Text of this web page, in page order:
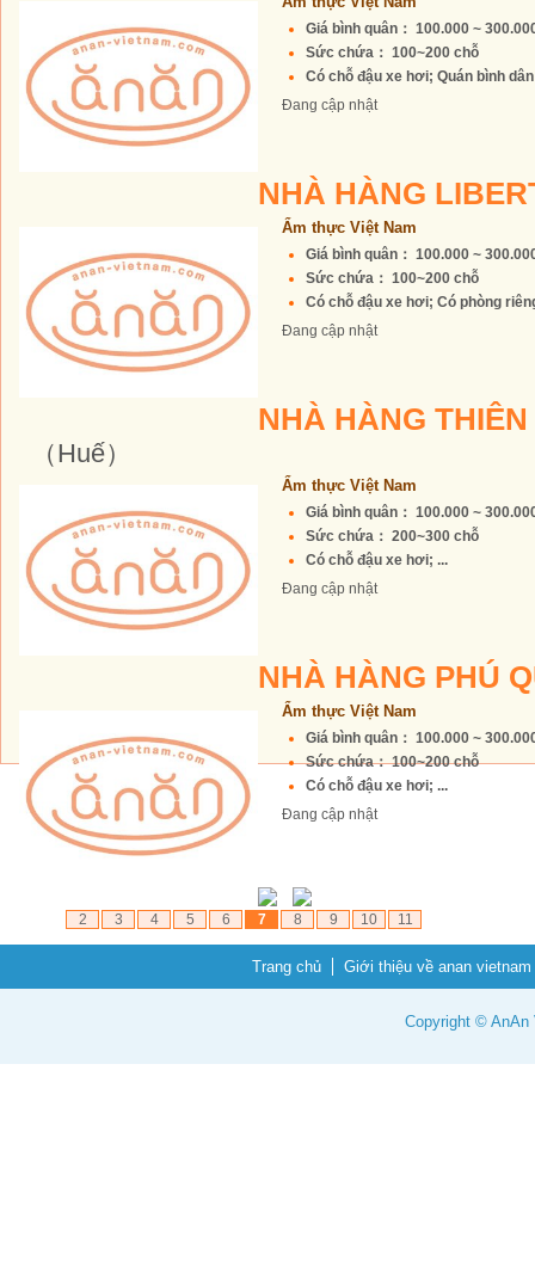
Giá bình quân： 100.000 ~
Sức chứa： 100~200 chỗ
Có chỗ đậu xe hơi; Quán bình
Đang cập nhật
NHÀ HÀNG
Ẩm thực Việt Nam
Giá bình quân： 100.000 ~
Sức chứa： 100~200 chỗ
Có chỗ đậu xe hơi; Có phòng
Đang cập nhật
NHÀ HÀNG
（Huế）
Ẩm thực Việt Nam
Giá bình quân： 100.000 ~
Sức chứa： 200~300 chỗ
Có chỗ đậu xe hơi; ...
Đang cập nhật
NHÀ HÀNG PHÚ
Ẩm thực Việt Nam
Giá bình quân： 100.000 ~
Sức chứa： 100~200 chỗ
Có chỗ đậu xe hơi; ...
Đang cập nhật
2 3 4 5 6 7 8 9 10 11
Trang chủ Giới thiệu về anan vietnam
Copyright © AnAn